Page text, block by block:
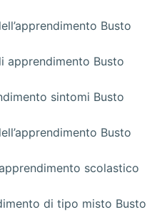
Busto
apprendimento Busto
sintomi Busto
Busto
scolastico
di tipo misto Busto